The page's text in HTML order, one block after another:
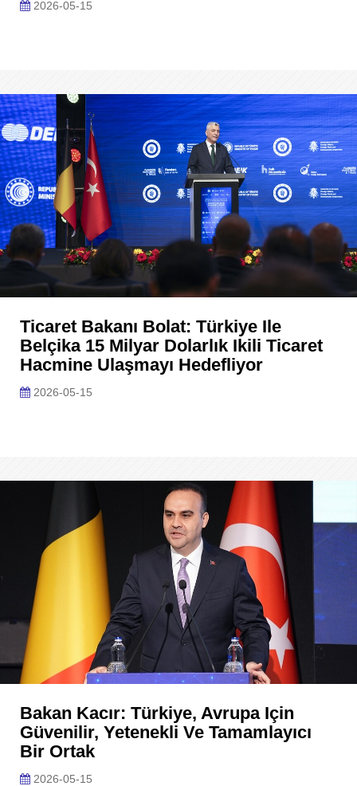
2026-05-15
Ticaret Bakanı Bolat: Türkiye Ile
Belçika 15 Milyar Dolarlık Ikili Ticaret
Hacmine Ulaşmayı Hedefliyor
2026-05-15
Bakan Kacır: Türkiye, Avrupa Için
Güvenilir, Yetenekli Ve Tamamlayıcı
Bir Ortak
2026-05-15